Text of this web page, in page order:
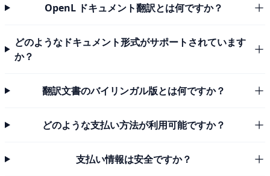
OpenL ドキュメント翻訳とは何ですか？
どのようなドキュメント形式がサポートされています
か？
翻訳文書のバイリンガル版とは何ですか？
どのような支払い方法が利用可能ですか？
支払い情報は安全ですか？